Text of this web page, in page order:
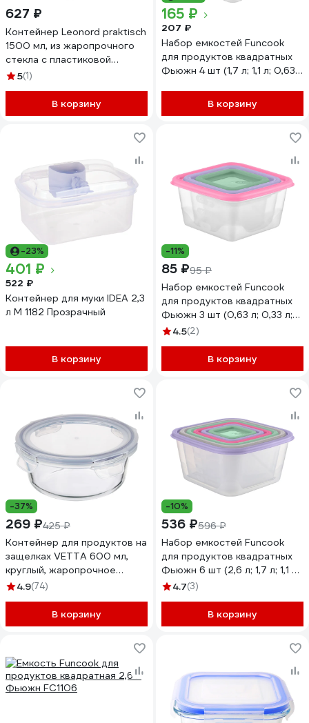
627 ₽
Контейнер Leonord praktisch
1500 мл, из жаропрочного
стекла с пластиковой
крышкой со съёмными
5(1)
В корзину
165 ₽
207 ₽
Набор емкостей Funcook
для продуктов квадратных
Фьюжн 4 шт (1,7 л; 1,1 л; 0,63
В корзину
-23%
401 ₽
522 ₽
Контейнер для муки IDEA 2,3
л М 1182 Прозрачный
В корзину
-11%
85 ₽95 ₽
Набор емкостей Funcook
для продуктов квадратных
Фьюжн 3 шт (0,63 л; 0,33 л;
0,15 л) FC1122
4.5(2)
В корзину
-37%
269 ₽425 ₽
Контейнер для продуктов на
защелках VETTA 600 мл,
круглый, жаропрочное
стекло 825-013
4.9(74)
В корзину
-10%
536 ₽596 ₽
Набор емкостей Funcook
для продуктов квадратных
Фьюжн 6 шт (2,6 л; 1,7 л; 1,1 л;
0,63 л; 0,33 л; 0,15 л) FC1113
4.7(3)
В корзину